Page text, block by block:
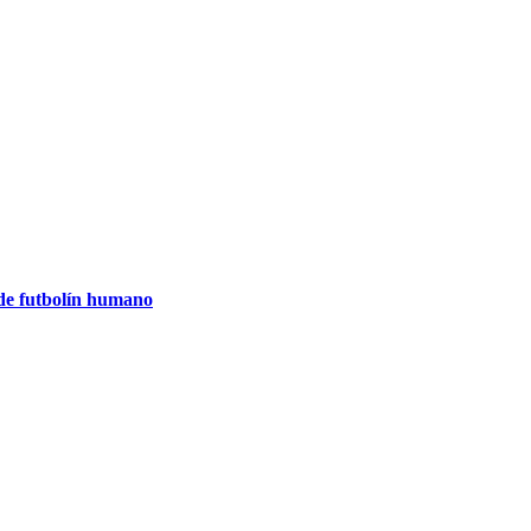
futbolín humano